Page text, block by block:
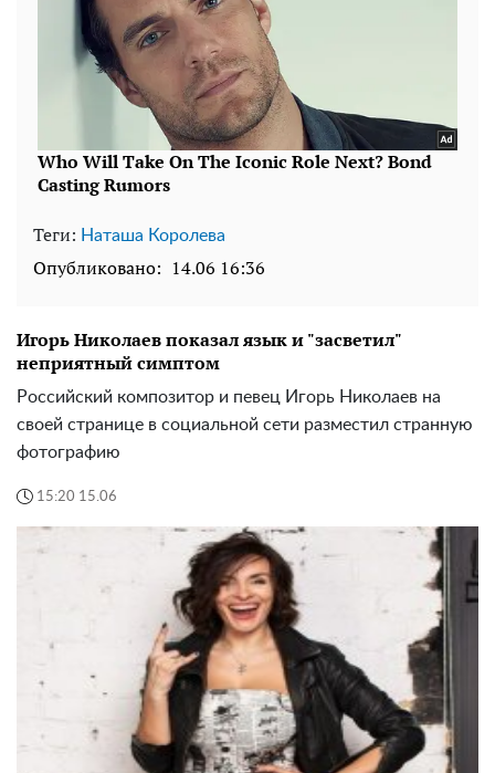
Теги: Наташа Королева
Опубликовано: 14.06 16:36
Игорь Николаев показал язык и "засветил"
неприятный симптом
Российский композитор и певец Игорь Николаев на
своей странице в социальной сети разместил странную
фотографию
15:20 15.06